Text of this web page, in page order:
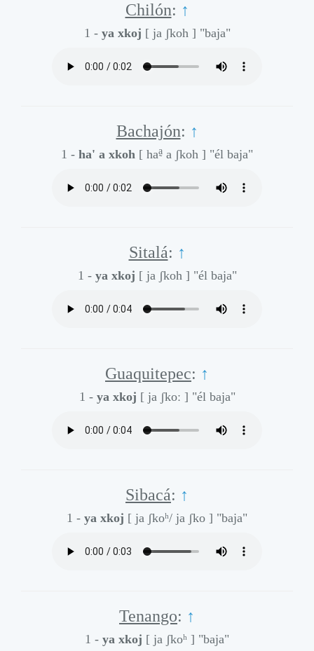
Chilón: ↑
1 - ya xkoj [ ja ʃkoh ] "baja"
Bachajón: ↑
1 - ha' a xkoh [ haa̰ a ʃkoh ] "él baja"
Sitalá: ↑
1 - ya xkoj [ ja ʃkoh ] "él baja"
Guaquitepec: ↑
1 - ya xkoj [ ja ʃkoː ] "él baja"
Sibacá: ↑
1 - ya xkoj [ ja ʃkoʰ/ ja ʃko ] "baja"
Tenango: ↑
1 - ya xkoj [ ja ʃkoʰ ] "baja"